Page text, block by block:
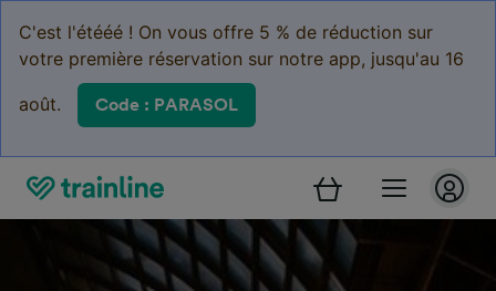
C'est l'étééé ! On vous offre 5 % de réduction sur
votre première réservation sur notre app, jusqu'au 16
août. Code : PARASOL